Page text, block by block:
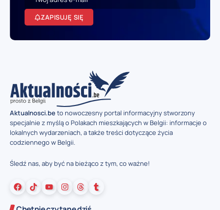
ZAPISUJĘ SIĘ
Aktualnosci.beto nowoczesny portal informacyjny stworzony
specjalnie z myślą o Polakach mieszkających w Belgii: informacje o
lokalnych wydarzeniach, a także treści dotyczące życia
codziennego w Belgii.
Śledź nas, aby być na bieżąco z tym, co ważne!